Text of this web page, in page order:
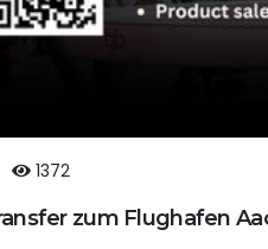
1372
zum Flughafen